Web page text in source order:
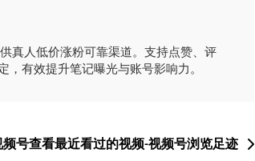
真人低价涨粉可靠渠道。支持点赞、评
有效提升笔记曝光与账号影响力。
号查看最近看过的视频-视频号浏览足迹